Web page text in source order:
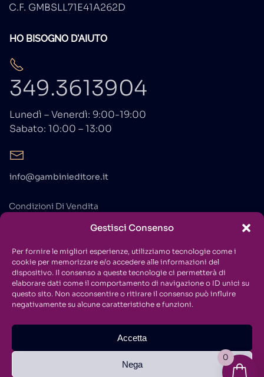
Gestisci Consenso
Per fornire le migliori esperienze, utilizziamo tecnologie come i
cookie per memorizzare e/o accedere alle informazioni del
dispositivo. Il consenso a queste tecnologie ci permetterà di
elaborare dati come il comportamento di navigazione o ID unici su
questo sito. Non acconsentire o ritirare il consenso può influire
negativamente su alcune caratteristiche e funzioni.
Accetta
Nega
C.F. GMBSLL71E41A262D
HO BISOGNO D'AIUTO
349.3613904
Lunedì – Venerdì: 9:00-19:00
Sabato: 10:00 – 13:00
info@gambinieditore.it
Condizioni Di Vendita
Cookie Policy
Contatti
Gambini Editore. All Rights Reserved.
0